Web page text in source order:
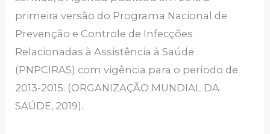
primeira versão do Programa Nacional de
Prevenção e Controle de Infecções
Relacionadas à Assistência à Saúde
(PNPCIRAS) com vigência para o período de
2013-2015. (ORGANIZAÇÃO MUNDIAL DA
SAÚDE, 2019).